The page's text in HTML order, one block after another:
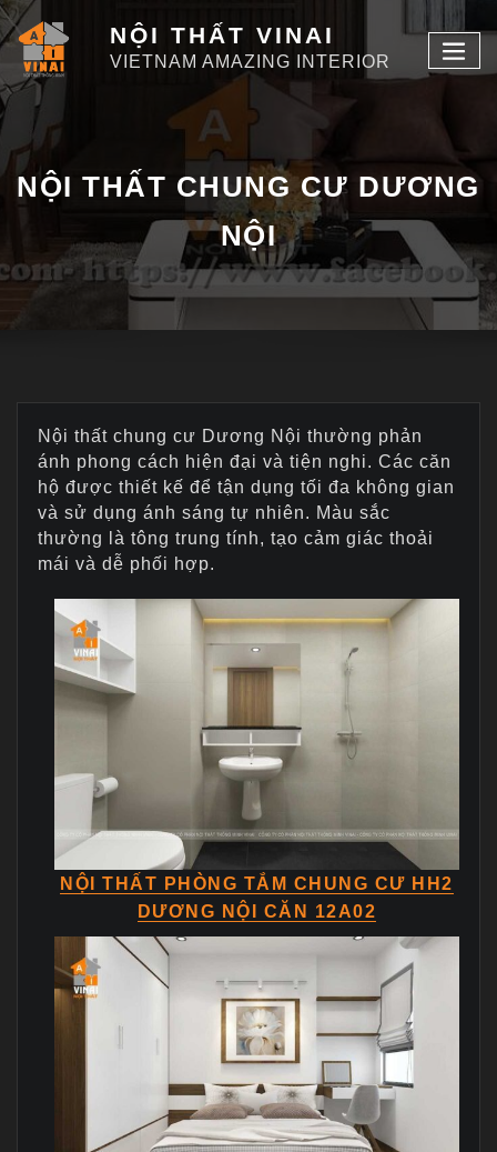
NỘI THẤT VINAI
VIETNAM AMAZING INTERIOR
NỘI THẤT CHUNG CƯ DƯƠNG
NỘI
Nội thất chung cư Dương Nội thường phản
ánh phong cách hiện đại và tiện nghi. Các căn
hộ được thiết kế để tận dụng tối đa không gian
và sử dụng ánh sáng tự nhiên. Màu sắc
thường là tông trung tính, tạo cảm giác thoải
mái và dễ phối hợp.
NỘI THẤT PHÒNG TẮM CHUNG CƯ HH2
DƯƠNG NỘI CĂN 12A02